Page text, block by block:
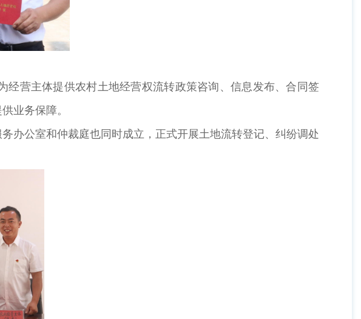
营主体提供农村土地经营权流转政策咨询、信息发布、合同签
业务保障。
办公室和仲裁庭也同时成立，正式开展土地流转登记、纠纷调处